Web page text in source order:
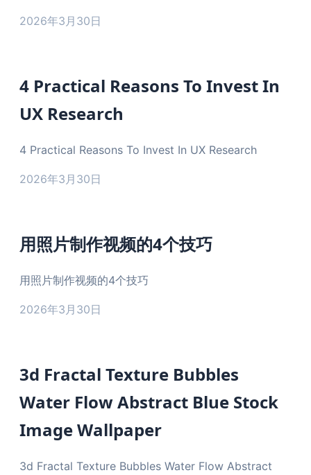
2026年3月30日
4 Practical Reasons To Invest In
UX Research
4 Practical Reasons To Invest In UX Research
2026年3月30日
用照片制作视频的4个技巧
用照片制作视频的4个技巧
2026年3月30日
3d Fractal Texture Bubbles
Water Flow Abstract Blue Stock
Image Wallpaper
3d Fractal Texture Bubbles Water Flow Abstract